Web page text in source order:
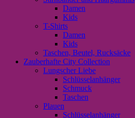
Damen
Kids
T-Shirts
Damen
Kids
Taschen, Beutel, Rucksäcke
Zauberhafte City Collection
Lungscher Liebe
Schlüsselanhänger
Schmuck
Taschen
Plauen
Schlüsselanhänger